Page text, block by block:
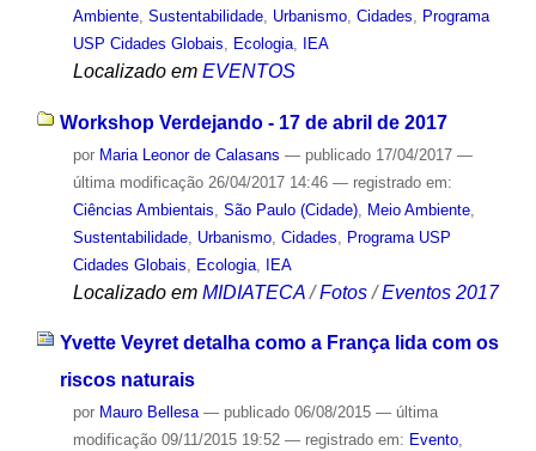
Ambiente, Sustentabilidade, Urbanismo, Cidades, Programa
USP Cidades Globais, Ecologia, IEA
Localizado em EVENTOS
Workshop Verdejando - 17 de abril de 2017
por Maria Leonor de Calasans — publicado17/04/2017 —
última modificação26/04/2017 14:46 — registrado em:
Ciências Ambientais São Paulo (Cidade), Meio Ambiente,
Sustentabilidade, Urbanismo, Cidades
Programa USP
Cidades Globais
Ecologia, IEA
Localizado em MIDIATECA /Fotos /Eventos 2017
Yvette Veyret detalha como a França lida com os
riscos naturais
por Mauro Bellesa — publicado06/08/2015 — última
modificação09/11/2015 19:52 — registrado em: Evento,